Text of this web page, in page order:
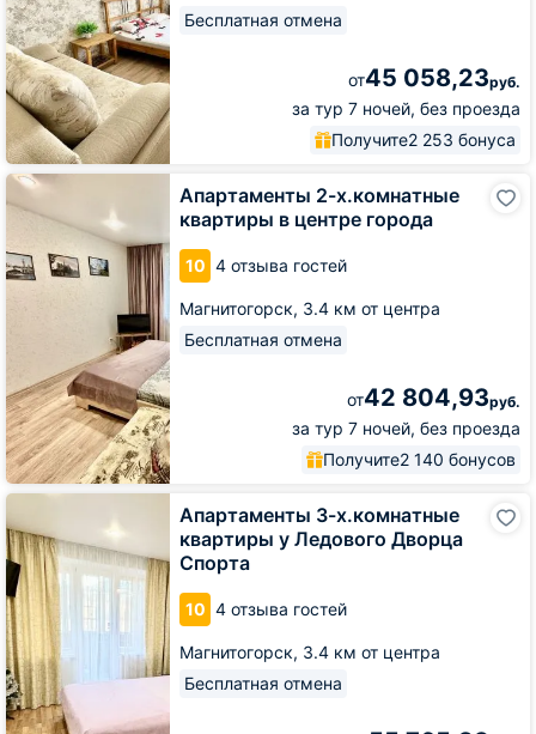
Бесплатная отмена
от45 058,23руб.
за тур 7 ночей, без проезда
Получите2 253 бонуса
Апартаменты 2-х.комнатные
квартиры в центре города
10 4 отзыва гостей
Магнитогорск, 3.4 км от центра
Бесплатная отмена
от42 804,93руб.
за тур 7 ночей, без проезда
Получите2 140 бонусов
Апартаменты
2-
х.комнатные
квартиры
в
Апартаменты 3-х.комнатные
квартиры у Ледового Дворца
Спорта
10 4 отзыва гостей
Магнитогорск, 3.4 км от центра
Бесплатная отмена
Апартаменты
3-
х.комнатные
квартиры
Ледового
Дворца
Спорта